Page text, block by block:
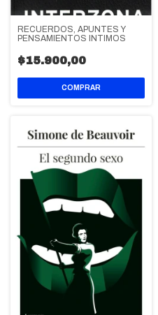
RECUERDOS, APUNTES Y
PENSAMIENTOS INTIMOS
$15.900,00